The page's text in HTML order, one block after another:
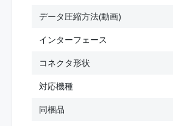
データ圧縮方法(動画)
インターフェース
コネクタ形状
対応機種
同梱品